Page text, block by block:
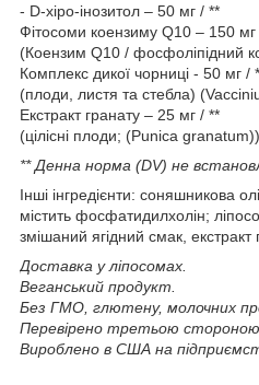
- D-хіро-інозитол – 50 мг / **
Фітосоми коензиму Q10 – 150 мг
(Коензим Q10 / фосфоліпідний
Комплекс дикої чорниці - 50 мг /
(плоди, листя та стебла)
Екстракт гранату – 25 мг / **
(цілісні плоди; (Punica granatum))
** Денна норма (DV) не
Інші інгредієнти: соняшникова
містить фосфатидилхолін;
змішаний ягідний смак, екстракт
Доставка у ліпосомах.
Веганський продукт.
Без ГМО, глютену, молочних
Перевірено третьою стороною.
Вироблено в США на